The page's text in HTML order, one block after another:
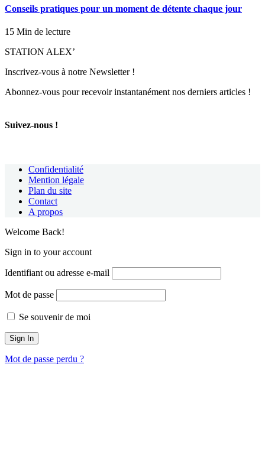
Conseils pratiques pour un moment de détente chaque jour
15 Min de lecture
STATION ALEX’
Inscrivez-vous à notre Newsletter !
Abonnez-vous pour recevoir instantanément nos derniers articles !
Suivez-nous !
Confidentialité
Mention légale
Plan du site
Contact
A propos
Welcome Back!
Sign in to your account
Identifiant ou adresse e-mail
Mot de passe
Se souvenir de moi
Mot de passe perdu ?